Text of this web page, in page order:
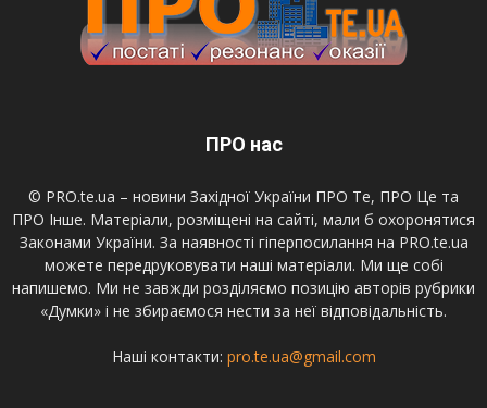
ПРО нас
© PRO.te.ua – новини Західної України ПРО Те, ПРО Це та
ПРО Інше. Матеріали, розміщені на сайті, мали б охоронятися
Законами України. За наявності гіперпосилання на PRO.te.ua
можете передруковувати наші матеріали. Ми ще собі
напишемо. Ми не завжди розділяємо позицію авторів рубрики
«Думки» і не збираємося нести за неї відповідальність.
Наші контакти: pro.te.ua@gmail.com